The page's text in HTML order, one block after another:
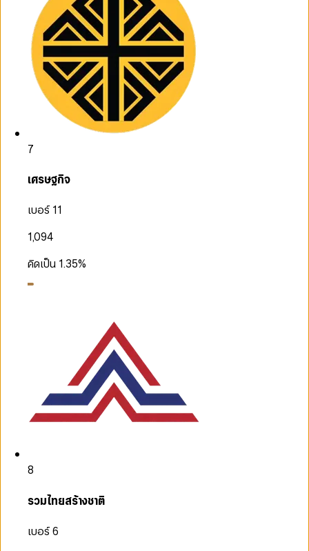
7
เศรษฐกิจ
เบอร์ 11
1,094
คิดเป็น 1.35%
8
รวมไทยสร้างชาติ
เบอร์ 6